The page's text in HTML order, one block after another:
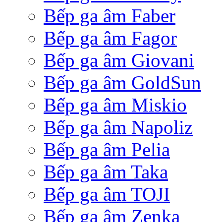
Bếp ga âm Faber
Bếp ga âm Fagor
Bếp ga âm Giovani
Bếp ga âm GoldSun
Bếp ga âm Miskio
Bếp ga âm Napoliz
Bếp ga âm Pelia
Bếp ga âm Taka
Bếp ga âm TOJI
Bếp ga âm Zenka